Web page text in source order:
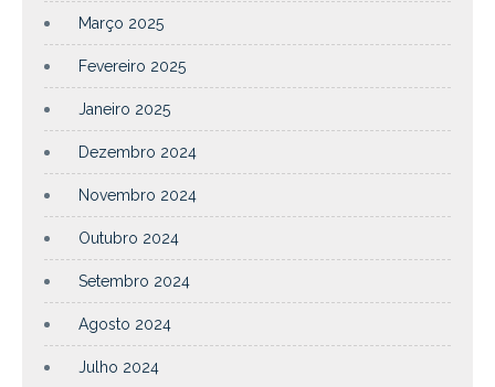
Março 2025
Fevereiro 2025
Janeiro 2025
Dezembro 2024
Novembro 2024
Outubro 2024
Setembro 2024
Agosto 2024
Julho 2024